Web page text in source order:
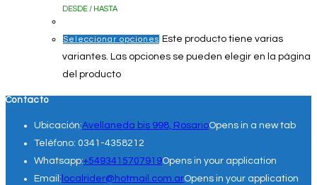
DESDE / HASTA
Seleccionar opciones Este producto tiene varias
variantes. Las opciones se pueden elegir en la página
del producto
Contacto
Ubicación:Avellaneda bis 998, RosarioOpens in a new tab
Teléfono: 0341-4358212
Whatsapp:+5493415707919Opens in your application
Email: localrider@hotmail.com.arOpens in your application